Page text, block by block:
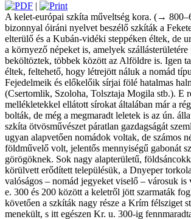
|
A kelet-európai szkíta műveltség kora. (→
bizonnyal óiráni nyelvet beszélő szkíták a
elterülő és a Kubán-vidéki steppéken éltek, de
a környező népeket is, amelyek ­szállás­területére
beköltöztek, többek között az Alföldre is. Igen
éltek, feltehető, hogy létrejött náluk a nomád
Fejedelmeik és előkelőik sírjai fölé hatalmas
(Csertomlik, Szoloha, Tolsztaja Mogila stb.). E
mellékletekkel ellátott sírokat ­általában már a
bolták, de még a megmaradt leletek is az ún.
szkíta ­ötvös­művészet páratlan gazdagságát
ugyan alapvetően nomádok ­voltak, de számos
földművelő volt, jelentős mennyiségű ­gabonát
görögöknek. Sok nagy alapterületű,
körülvett erődített településük, a Dnyeper
valóságos – nomád jegyeket viselő – városuk
e. 300 és 200 között a ­keletről jött szarmaták
követően a szkíták nagy része a Krím félsziget
menekült, s itt egészen Kr. u. 300-ig